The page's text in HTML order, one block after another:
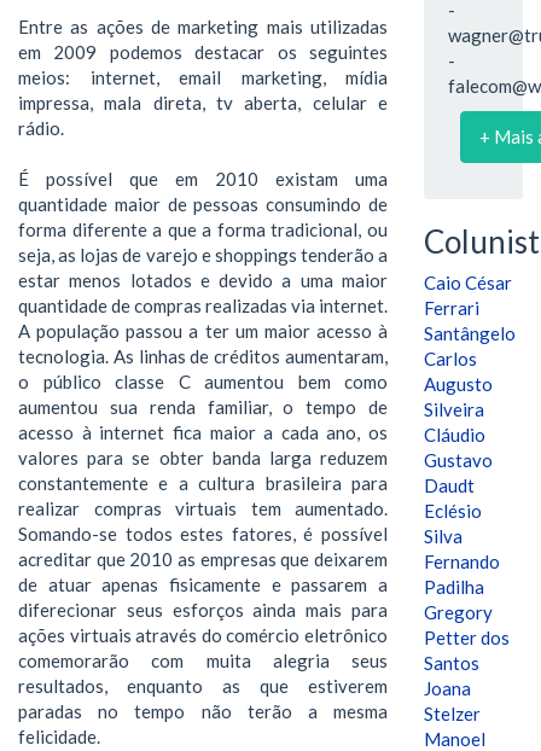
Entre as ações de marketing mais utilizadas
em 2009 podemos destacar os seguintes
meios: internet, email marketing, mídia
impressa, mala direta, tv aberta, celular e
rádio.
É possível que em 2010 existam uma
quantidade maior de pessoas consumindo de
forma diferente a que a forma tradicional, ou
seja, as lojas de varejo e shoppings tenderão a
estar menos lotados e devido a uma maior
quantidade de compras realizadas via internet.
A população passou a ter um maior acesso à
tecnologia. As linhas de créditos aumentaram,
o público classe C aumentou bem como
aumentou sua renda familiar, o tempo de
acesso à internet fica maior a cada ano, os
valores para se obter banda larga reduzem
constantemente e a cultura brasileira para
realizar compras virtuais tem aumentado.
Somando-se todos estes fatores, é possível
acreditar que 2010 as empresas que deixarem
de atuar apenas fisicamente e passarem a
diferecionar seus esforços ainda mais para
ações virtuais através do comércio eletrônico
comemorarão com muita alegria seus
resultados, enquanto as que estiverem
paradas no tempo não terão a mesma
felicidade.
-
-
+ Mais
Caio César
Ferrari
Santângelo
Carlos
Augusto
Silveira
Cláudio
Gustavo
Daudt
Eclésio
Silva
Fernando
Padilha
Gregory
Petter dos
Santos
Joana
Stelzer
Manoel